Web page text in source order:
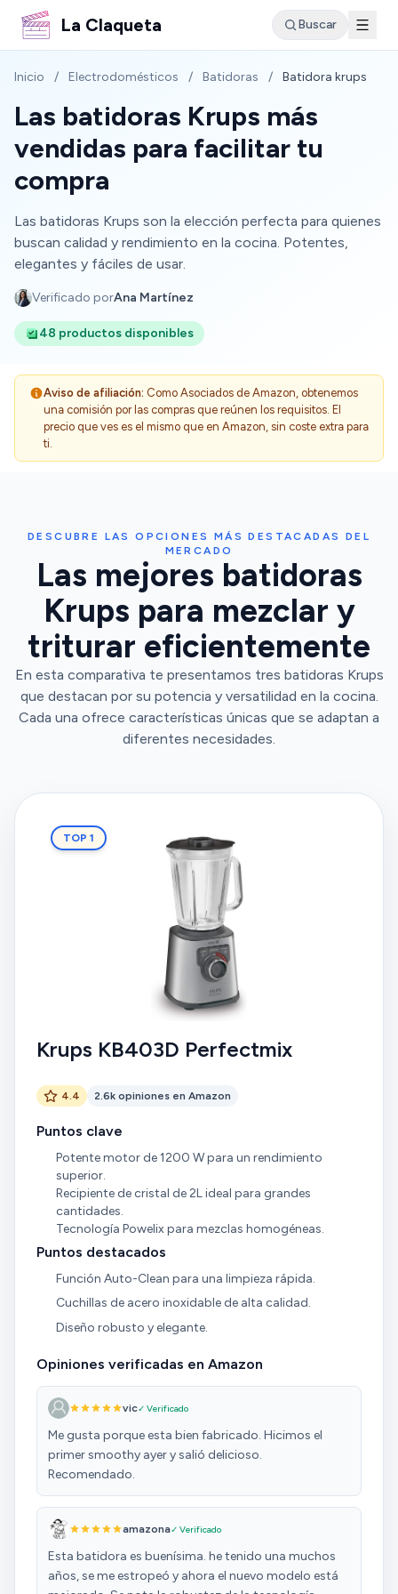
La Claqueta Buscar
Inicio / Electrodomésticos / Batidoras / Batidora krups
Las batidoras Krups más
vendidas para facilitar tu
compra
Las batidoras Krups son la elección perfecta para quienes
buscan calidad y rendimiento en la cocina. Potentes,
elegantes y fáciles de usar.
Verificado porAna Martínez
48 productos disponibles
Aviso de afiliación: Como Asociados de Amazon, obtenemos
una comisión por las compras que reúnen los requisitos. El
precio que ves es el mismo que en Amazon, sin coste extra para
ti.
DESCUBRE LAS OPCIONES MÁS DESTACADAS DEL
MERCADO
Las mejores batidoras
Krups para mezclar y
triturar eficientemente
En esta comparativa te presentamos tres batidoras Krups
que destacan por su potencia y versatilidad en la cocina.
Cada una ofrece características únicas que se adaptan a
diferentes necesidades.
TOP 1
Krups KB403D Perfectmix
4.4 2.6k opiniones en Amazon
Puntos clave
Potente motor de 1200 W para un rendimiento
superior.
Recipiente de cristal de 2L ideal para grandes
cantidades.
Tecnología Powelix para mezclas homogéneas.
Puntos destacados
Función Auto-Clean para una limpieza rápida.
Cuchillas de acero inoxidable de alta calidad.
Diseño robusto y elegante.
Opiniones verificadas en Amazon
vic✓ Verificado
Me gusta porque esta bien fabricado. Hicimos el
primer smoothy ayer y salió delicioso.
Recomendado.
amazona✓ Verificado
Esta batidora es buenísima. he tenido una muchos
años, se me estropeó y ahora el nuevo modelo está